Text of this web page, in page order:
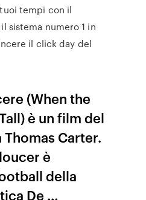
tempi con il
sistema numero 1 in
il click day del
(When the
è un film del
Carter.
è
della
De …